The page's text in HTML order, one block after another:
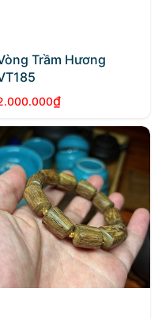
Trầm Hương
₫